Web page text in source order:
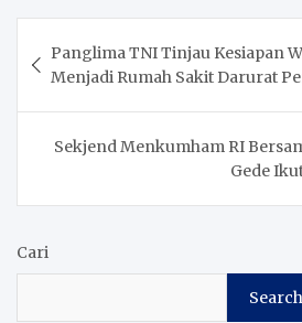
navigation
Panglima TNI Tinjau Kesiapan
Menjadi Rumah Sakit Darurat
Sekjend Menkumham RI
Gede
Cari
Search